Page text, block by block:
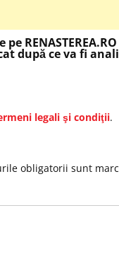
după ce va fi
legali şi condiţii.
obligatorii sunt